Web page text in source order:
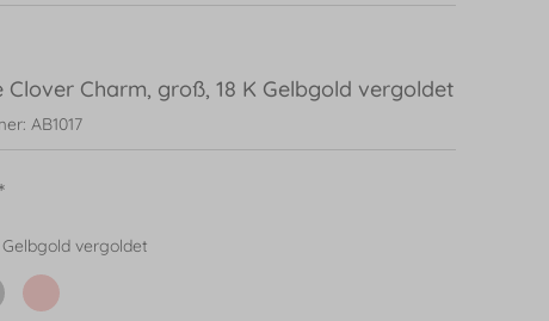
Charm, groß, 18 K Gelbgold vergoldet
AB1017
Gelbgold vergoldet